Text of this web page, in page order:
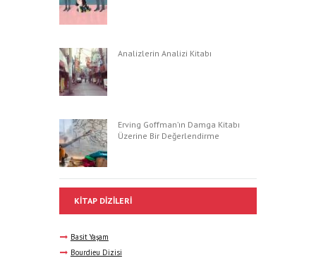
Analizlerin Analizi Kitabı
Erving Goffman’ın Damga Kitabı
Üzerine Bir Değerlendirme
KITAP DIZILERI
Basit Yaşam
Bourdieu Dizisi